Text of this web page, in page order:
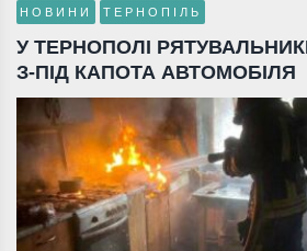
НОВИНИ ТЕРНОПІЛЬ
У ТЕРНОПОЛІ
З-ПІД КАПОТА АВТОМОБІЛЯ